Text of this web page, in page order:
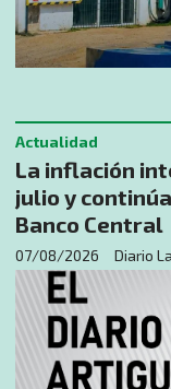
La inflación
julio y
Banco Central
Diario
Actualidad
07/08/2026